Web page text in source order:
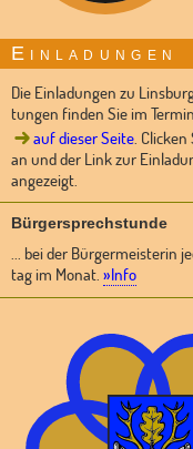
Einladungen
Die Einladungen zu
tungen finden Sie im
auf dieser Seite .
an und der Link zur
angezeigt.
Bürgersprechstunde
... bei der Bürgermeisterin
tag im Monat. »Info